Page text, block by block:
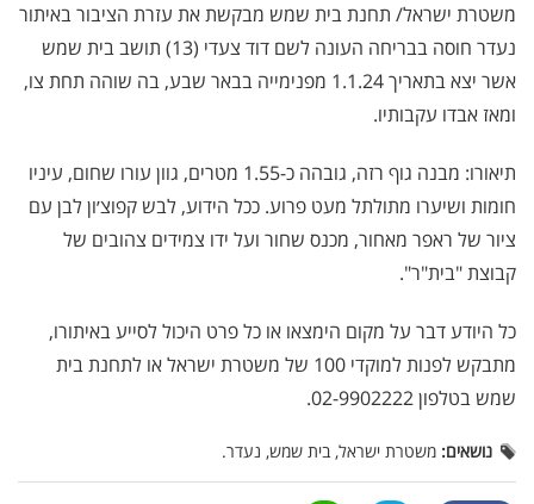
משטרת ישראל/ תחנת בית שמש מבקשת את עזרת הציבור באיתור
נעדר חוסה בבריחה העונה לשם דוד צעדי (13) תושב בית שמש
אשר יצא בתאריך 1.1.24 מפנימייה בבאר שבע, בה שוהה תחת צו,
ומאז אבדו עקבותיו.
תיאורו: מבנה גוף רזה, גובהה כ-1.55 מטרים, גוון עורו שחום, עיניו
חומות ושיערו מתולתל מעט פרוע. ככל הידוע, לבש קפוצ׳ון לבן עם
ציור של ראפר מאחור, מכנס שחור ועל ידו צמידים צהובים של
קבוצת "בית"ר".
כל היודע דבר על מקום הימצאו או כל פרט היכול לסייע באיתורו,
מתבקש לפנות למוקדי 100 של משטרת ישראל או לתחנת בית
שמש בטלפון 02-9902222.
נושאים: משטרת ישראל, בית שמש, נעדר.